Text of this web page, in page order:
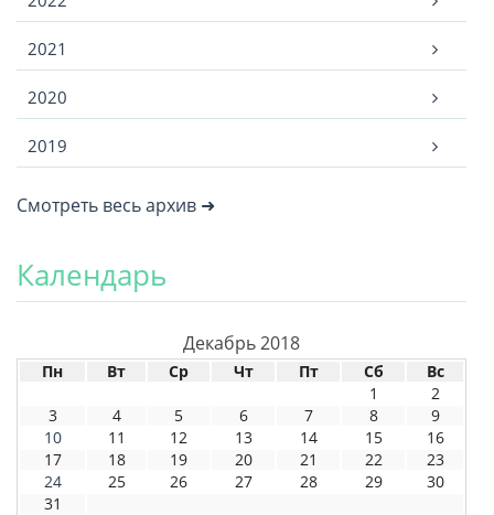
2021
2020
2019
Смотреть весь архив ➜
Календарь
Декабрь 2018
Пн Вт Ср Чт Пт Сб
Вс
1
2
3
4 5 6 7 8
9
10
11 12 13 14 15
16
17
18 19 20 21 22
23
24
25 26 27 28 29
30
31